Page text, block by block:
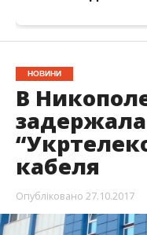
В
задержала
кабеля
Опубліковано27.10.2017